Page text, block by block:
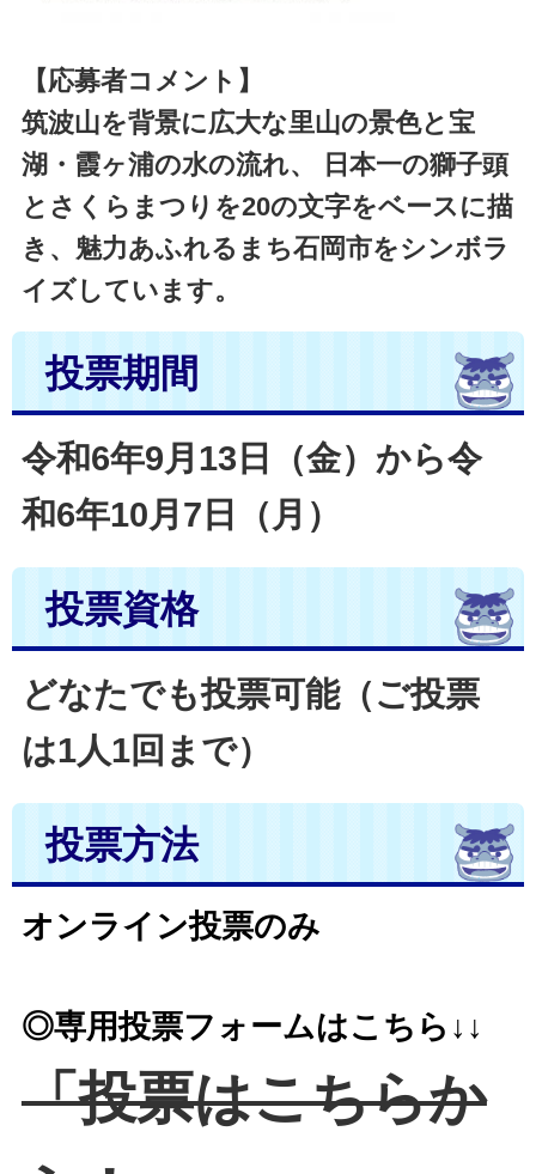
【応募者コメント】
筑波山を背景に広大な里山の景色と宝
湖・霞ヶ浦の水の流れ、 日本一の獅子頭
とさくらまつりを20の文字をベースに描
き、魅力あふれるまち石岡市をシンボラ
イズしています。
投票期間
令和6年9月13日（金）から令
和6年10月7日（月）
投票資格
どなたでも投票可能（ご投票
は1人1回まで）
投票方法
オンライン投票のみ
◎専用投票フォームはこちら↓↓
「投票はこちらか